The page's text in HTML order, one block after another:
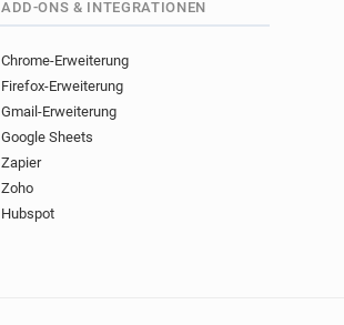
ADD-ONS & INTEGRATIONEN
Chrome-Erweiterung
Firefox-Erweiterung
Gmail-Erweiterung
Google Sheets
Zapier
Zoho
Hubspot